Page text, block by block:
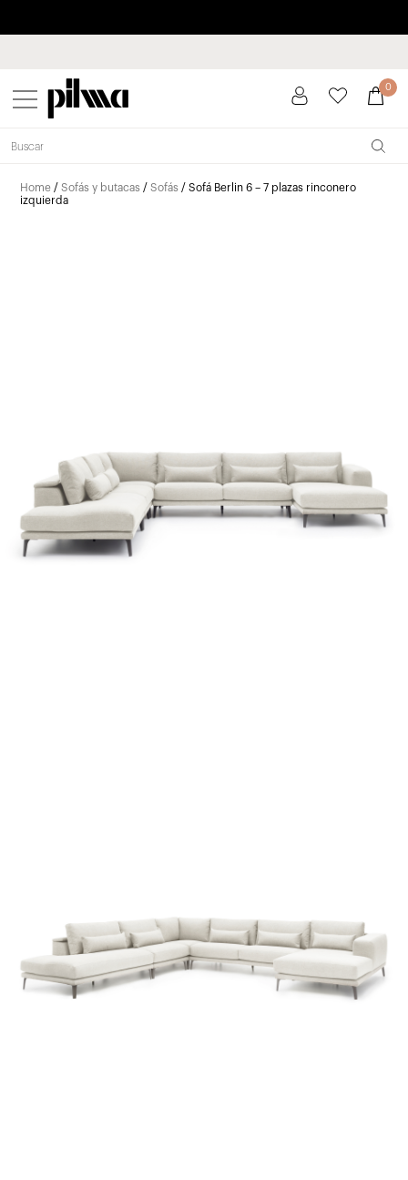
pilma 0
Home /Sofás y butacas /Sofás / Sofá Berlin 6 – 7 plazas rinconero
izquierda